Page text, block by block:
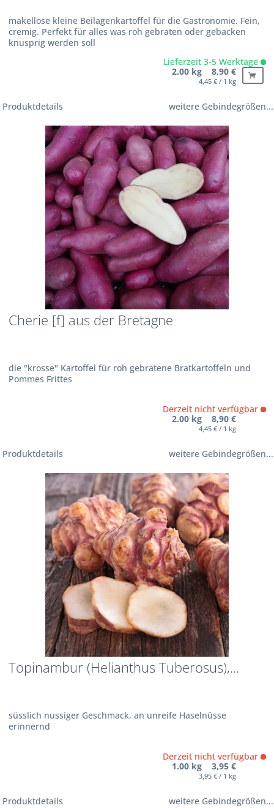
makellose kleine Beilagenkartoffel für die Gastronomie. Fein,
cremig. Perfekt für alles was roh gebraten oder gebacken
knusprig werden soll
Lieferzeit 3-5 Werktage
2.00 kg 8,90 €
4,45 € / 1 kg
Produktdetails weitere Gebindegrößen...
Cherie [f] aus der Bretagne
die "krosse" Kartoffel für roh gebratene Bratkartoffeln und
Pommes Frittes
Derzeit nicht verfügbar
2.00 kg 8,90 €
4,45 € / 1 kg
Produktdetails weitere Gebindegrößen...
Topinambur (Helianthus Tuberosus),...
süsslich nussiger Geschmack, an unreife Haselnüsse
erinnernd
Derzeit nicht verfügbar
1.00 kg 3,95 €
3,95 € / 1 kg
Produktdetails weitere Gebindegrößen...